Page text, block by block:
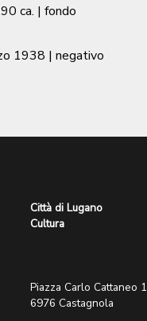
ca. | fondo
1938 | negativo
Città di Lugano
Cultura
Piazza Carlo Cattaneo 1
6976 Castagnola